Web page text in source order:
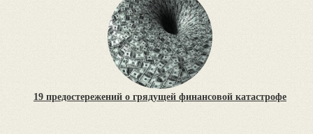
19 предостережений о грядущей финансовой катастрофе